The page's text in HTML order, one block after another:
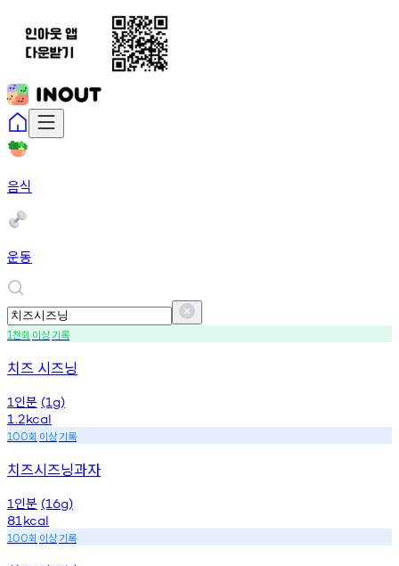
음식
운동
1천회 이상기록
치즈 시즈닝
1 인분 (1g)
1.2kcal
100회 이상기록
치즈시즈닝과자
1 인분 (16g)
81 kcal
100회 이상기록